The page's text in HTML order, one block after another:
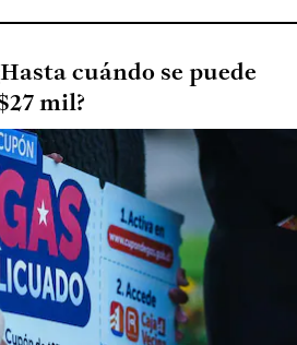
cuándo se puede
mil?